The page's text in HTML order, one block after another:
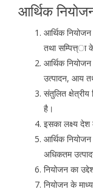
आर्थिक
आर्थिक
तथा सम्पित्त्ा
आर्थिक
उत्पादन, आय
संतुलित क्षेत्रीय
है।
इसका लक्ष्य देश
आर्थिक नियोजन
अधिकतम
नियोजन का
नियोजन के